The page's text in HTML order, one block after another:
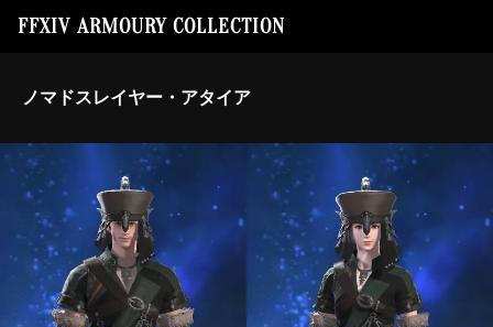
FFXIV ARMOURY COLLECTION
ノマドスレイヤー・アタイア